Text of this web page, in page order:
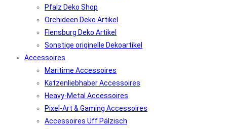
Pfalz Deko Shop
Orchideen Deko Artikel
Flensburg Deko Artikel
Sonstige originelle Dekoartikel
Accessoires
Maritime Accessoires
Katzenliebhaber Accessoires
Heavy-Metal Accessoires
Pixel-Art & Gaming Accessoires
Accessoires Uff Pälzisch